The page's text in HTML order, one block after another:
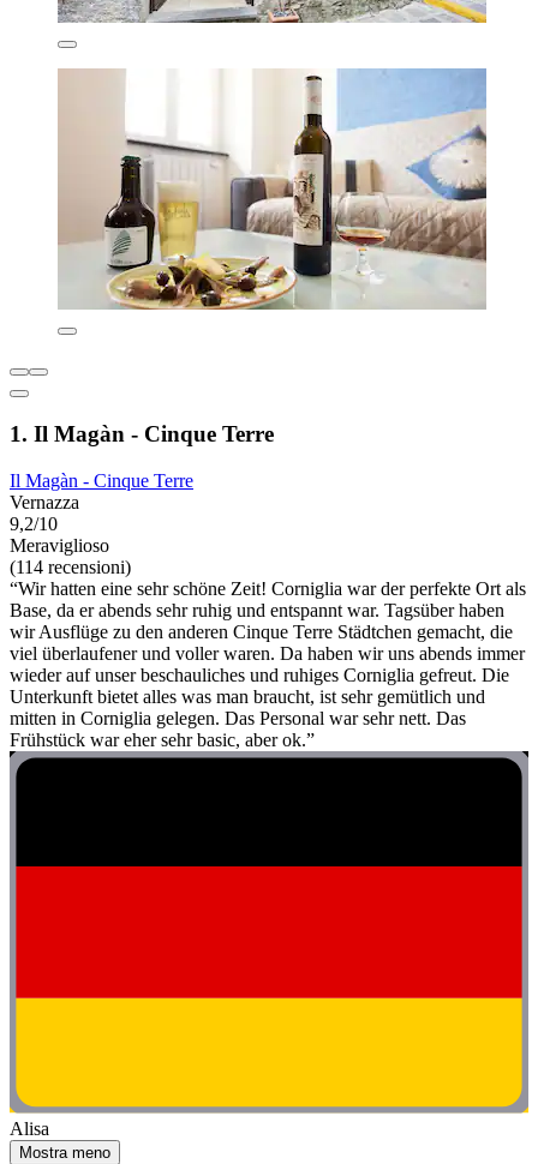
1. Il Magàn - Cinque Terre
Il Magàn - Cinque Terre
Vernazza
9,2/10
Meraviglioso
(114 recensioni)
“Wir hatten eine sehr schöne Zeit! Corniglia war der perfekte Ort als
Base, da er abends sehr ruhig und entspannt war. Tagsüber haben
wir Ausflüge zu den anderen Cinque Terre Städtchen gemacht, die
viel überlaufener und voller waren. Da haben wir uns abends immer
wieder auf unser beschauliches und ruhiges Corniglia gefreut. Die
Unterkunft bietet alles was man braucht, ist sehr gemütlich und
mitten in Corniglia gelegen. Das Personal war sehr nett. Das
Frühstück war eher sehr basic, aber ok.”
Alisa
Mostra meno